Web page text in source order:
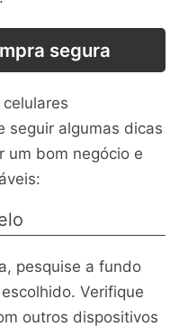
segura
seguir algumas dicas
um bom negócio e
pesquise a fundo
Verifique
outros dispositivos